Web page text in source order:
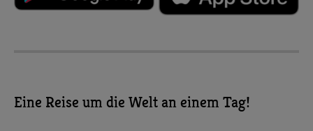
Eine Reise um die Welt an einem Tag!